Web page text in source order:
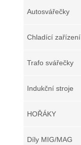
Autosvářečky
Chladící zařízení
Trafo svářečky
Indukční stroje
HOŘÁKY
Díly MIG/MAG